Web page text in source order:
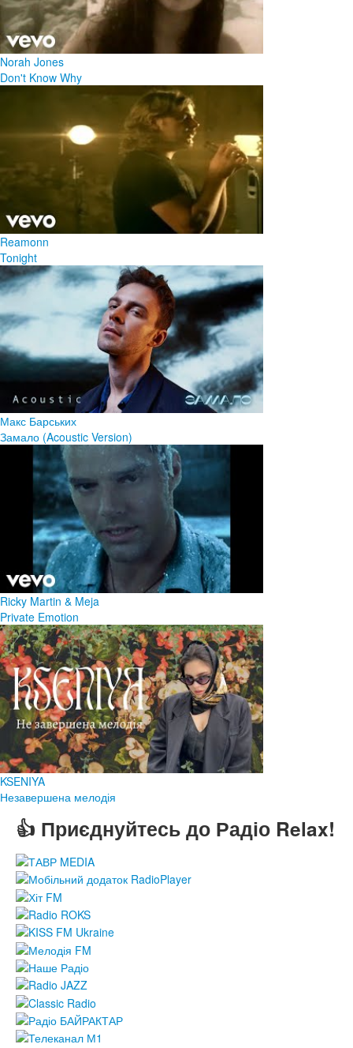
Norah Jones
Don't Know Why
Reamonn
Tonight
Макс Барських
Замало (Acoustic Version)
Ricky Martin & Meja
Private Emotion
KSENIYA
Незавершена мелодія
👍 Приєднуйтесь до Радіо Relax!